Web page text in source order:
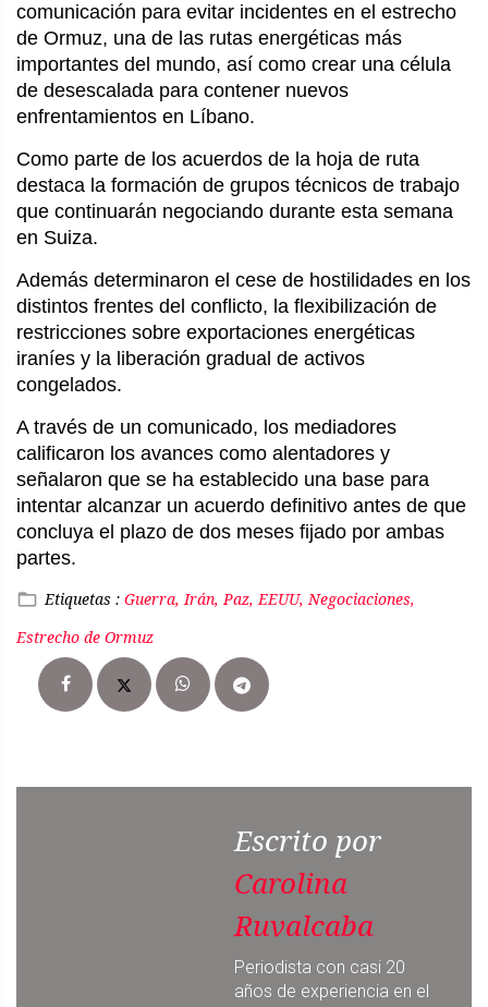
comunicación para evitar incidentes en el estrecho
de Ormuz, una de las rutas energéticas más
importantes del mundo, así como crear una célula
de desescalada para contener nuevos
enfrentamientos en Líbano.
Como parte de los acuerdos de la hoja de ruta
destaca la formación de grupos técnicos de trabajo
que continuarán negociando durante esta semana
en Suiza.
Además determinaron el cese de hostilidades en los
distintos frentes del conflicto, la flexibilización de
restricciones sobre exportaciones energéticas
iraníes y la liberación gradual de activos
congelados.
A través de un comunicado, los mediadores
calificaron los avances como alentadores y
señalaron que se ha establecido una base para
intentar alcanzar un acuerdo definitivo antes de que
concluya el plazo de dos meses fijado por ambas
partes.
Etiquetas : Guerra, Irán, Paz, EEUU, Negociaciones,
Estrecho de Ormuz
Escrito por
Carolina
Ruvalcaba
Periodista con casi 20
años de experiencia en el